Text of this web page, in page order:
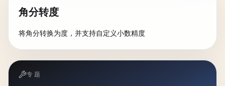
角分转度
将角分转换为度，并支持自定义小数精度
专题